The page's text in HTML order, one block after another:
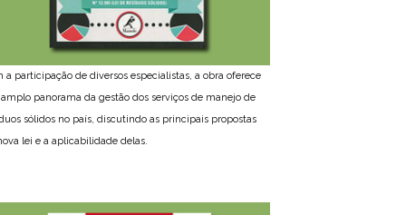
a participação de diversos especialistas, a obra oferece
panorama da gestão dos serviços de manejo de
sólidos no país, discutindo as principais propostas
lei e a aplicabilidade delas.